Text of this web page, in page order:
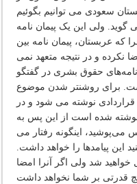
سعودی می توانیم بگوئیم
گوید. ولی این یک پیمان نامه
که عربستان، پیمان نامه بین
نکرده و در نتیجه متعهد نمی
حقوق بشری در گفتگو
برای روشنتر شدن موضوع
قراردادی نوشته می شود و در
نوشته شده است از این پس به
می‌پوشید، اینگونه رفتار می
این پیامدها را خواهد داشت.
خواهید شد ولی اگر آنرا امضا